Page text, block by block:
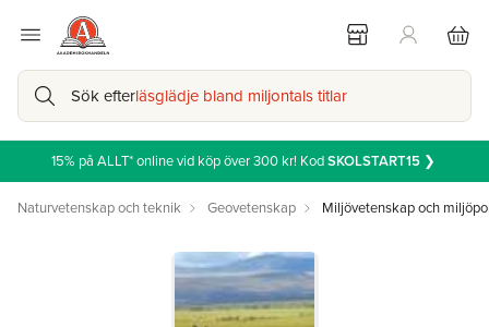
Sök efterläsglädje bland miljontals titlar
15% på ALLT* online vid köp över 300 kr! KodSKOLSTART15❯
Naturvetenskap och teknik Geovetenskap Miljövetenskap och